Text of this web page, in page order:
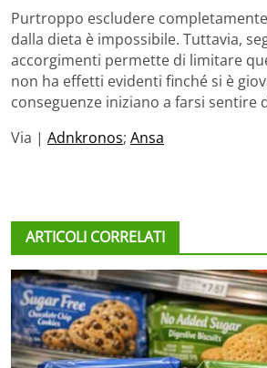
Purtroppo escludere
dalla dieta è impossibile. Tuttavia,
accorgimenti permette di limitare
non ha effetti evidenti finché si è
conseguenze iniziano a farsi sentire
Via | Adnkronos; Ansa
ARTICOLI CORRELATI